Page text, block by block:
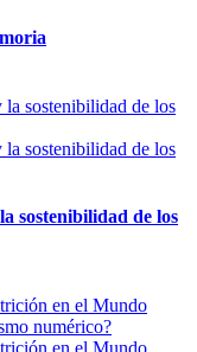
sostenibilidad de los